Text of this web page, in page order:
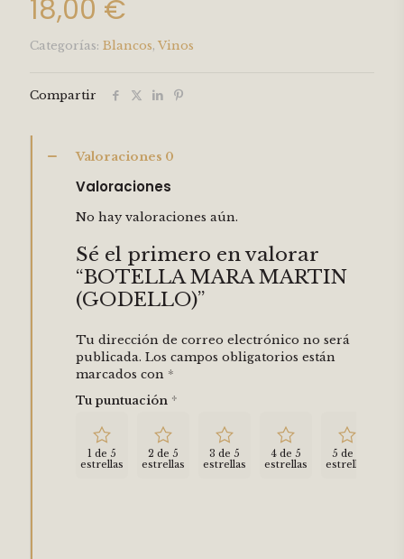
18,00 €
Categorías: Blancos, Vinos
Compartir
Valoraciones 0
Valoraciones
No hay valoraciones aún.
Sé el primero en valorar
“BOTELLA MARA MARTIN
(GODELLO)”
Tu dirección de correo electrónico no será
publicada. Los campos obligatorios están
marcados con *
Tu puntuación *
1 de 5
estrellas
2 de 5
estrellas
3 de 5
estrellas
4 de 5
estrellas
5 de 5
estrellas